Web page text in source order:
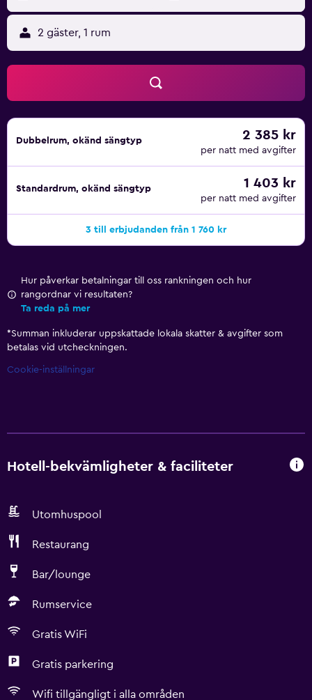
2 gäster, 1 rum
Dubbelrum, okänd sängtyp 2 385 kr
per natt med avgifter
Standardrum, okänd sängtyp 1 403 kr
per natt med avgifter
3 till erbjudanden från 1 760 kr
Hur påverkar betalningar till oss rankningen och hur
rangordnar vi resultaten?
Ta reda på mer
*Summan inkluderar uppskattade lokala skatter & avgifter som
betalas vid utcheckningen.
Cookie-inställningar
Hotell-bekvämligheter & faciliteter
Utomhuspool
Restaurang
Bar/lounge
Rumservice
Gratis WiFi
Gratis parkering
Wifi tillgängligt i alla områden